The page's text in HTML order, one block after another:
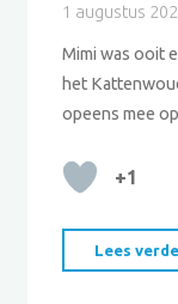
1 augustus
Mimi was ooit
het
opeens mee
+1
Lees